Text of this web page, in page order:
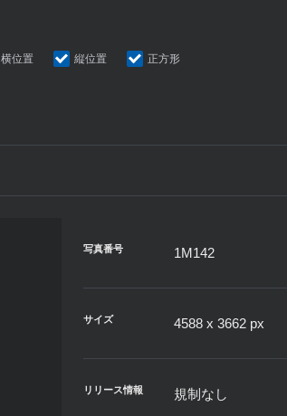
横位置 縦位置 正方形
写真番号 1M142
サイズ 4588 x 3662 px
リリース情報 規制なし